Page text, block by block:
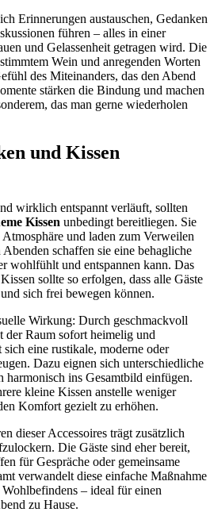
Erinnerungen austauschen, Gedanken
führen – alles in einer
und Gelassenheit getragen wird. Die
Wein und anregenden Worten
des Miteinanders, das den Abend
stärken die Bindung und machen
das man gerne wiederholen
und Kissen
wirklich entspannt verläuft, sollten
Kissen unbedingt bereitliegen. Sie
und laden zum Verweilen
schaffen sie eine behagliche
wohlfühlt und entspannen kann. Das
sollte so erfolgen, dass alle Gäste
sich frei bewegen können.
Wirkung: Durch geschmackvoll
Raum sofort heimelig und
sich eine rustikale, moderne oder
Dazu eignen sich unterschiedliche
harmonisch ins Gesamtbild einfügen.
kleine Kissen anstelle weniger
Komfort gezielt zu erhöhen.
dieser Accessoires trägt zusätzlich
Die Gäste sind eher bereit,
für Gespräche oder gemeinsame
verwandelt diese einfache Maßnahme
– ideal für einen
zu Hause.